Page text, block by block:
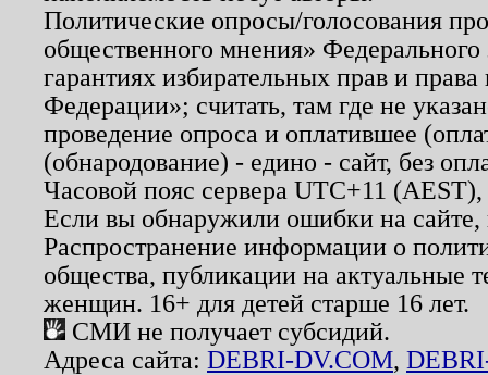
Политические опросы/голосования
общественного мнения»
гарантиях избирательных прав и
Федерации»; считать, там где не
проведение опроса и оплатившее
(обнародование) - едино - сайт, без
Часовой пояс сервера UTC+11
Если вы обнаружили ошибки на
Распространение информации о
общества, публикации на актуальные
женщин. 16+ для детей старше 16 лет.
СМИ не получает субсидий.
Адреса сайта: DEBRI-DV.COM,